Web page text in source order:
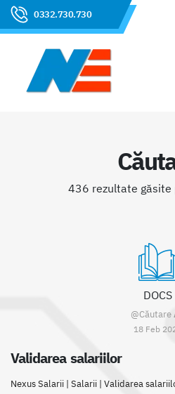
0332.730.730
436 rezultate găsite
DOCS
@Căutare
18 Feb
Validarea salariilor
Nexus Salarii | Salarii | Validarea